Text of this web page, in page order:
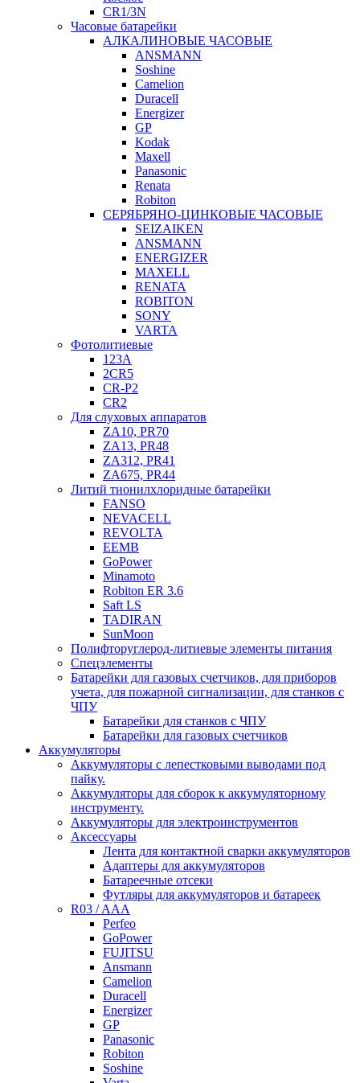
CR1/3N
Часовые батарейки
АЛКАЛИНОВЫЕ ЧАСОВЫЕ
ANSMANN
Soshine
Camelion
Duracell
Energizer
GP
Kodak
Maxell
Panasonic
Renata
Robiton
СЕРЯБРЯНО-ЦИНКОВЫЕ ЧАСОВЫЕ
SEIZAIKEN
ANSMANN
ENERGIZER
MAXELL
RENATA
ROBITON
SONY
VARTA
Фотолитиевые
123A
2CR5
CR-P2
CR2
Для слуховых аппаратов
ZA10, PR70
ZA13, PR48
ZA312, PR41
ZA675, PR44
Литий тионилхлоридные батарейки
FANSO
NEVACELL
REVOLTA
EEMB
GoPower
Minamoto
Robiton ER 3.6
Saft LS
TADIRAN
SunMoon
Полифторуглерод-литиевые элементы питания
Спецэлементы
Батарейки для газовых счетчиков, для приборов
учета, для пожарной сигнализации, для станков с
ЧПУ
Батарейки для станков с ЧПУ
Батарейки для газовых счетчиков
Аккумуляторы
Аккумуляторы с лепестковыми выводами под
пайку.
Аккумуляторы для сборок к аккумуляторному
инструменту.
Аккумуляторы для электроинструментов
Аксессуары
Лента для контактной сварки аккумуляторов
Адаптеры для аккумуляторов
Батареечные отсеки
Футляры для аккумуляторов и батареек
R03 / AAA
Perfeo
GoPower
FUJITSU
Ansmann
Camelion
Duracell
Energizer
GP
Panasonic
Robiton
Soshine